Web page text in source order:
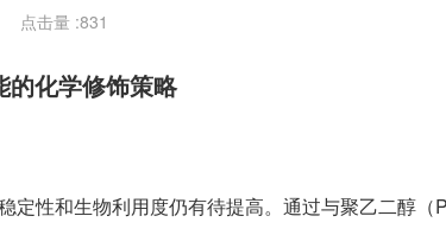
点击量 :831
的化学修饰策略
性和生物利用度仍有待提高。通过与聚乙二醇（